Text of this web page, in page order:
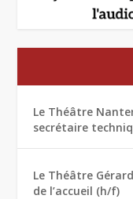
Le Théâtre
secrétaire
Le Théâtre
de l’accueil (h/f)